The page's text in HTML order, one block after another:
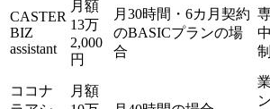
CASTER
BIZ
assistant
月額
13万
2,000
円
月30時間・6カ月契約
のBASICプランの場
合
制
ココナ
月額